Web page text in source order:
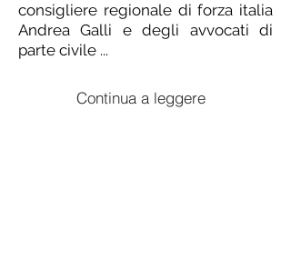
consigliere regionale di forza italia
Andrea Galli e degli avvocati di
parte civile ...
Continua a leggere